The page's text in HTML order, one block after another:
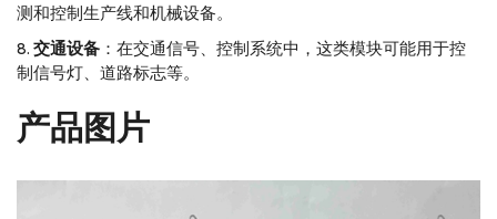
测和控制生产线和机械设备。
交通设备 ：在交通信号、控制系统中，这类模块可能用于控
制信号灯、道路标志等。
产品图片